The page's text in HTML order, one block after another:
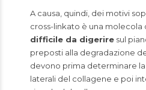
A causa, quindi, dei motivi
cross-linkato è una molecola
difficile da digerire sul
preposti alla degradazione
devono prima determinare
laterali del collagene e poi